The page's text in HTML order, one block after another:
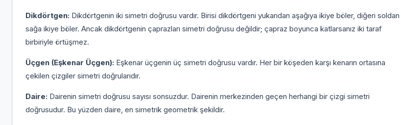
Dikdörtgen:Dikdörtgenin iki simetri doğrusu vardır. Birisi dikdörtgeni yukarıdan aşağıya ikiye böler, diğeri soldan
sağa ikiye böler. Ancak dikdörtgenin çaprazları simetri doğrusu değildir; çapraz boyunca katlarsanız iki taraf
birbiriyle örtüşmez.
Üçgen (Eşkenar Üçgen):Eşkenar üçgenin üç simetri doğrusu vardır. Her bir köşeden karşı kenarın ortasına
çekilen çizgiler simetri doğrularıdır.
Daire:Dairenin simetri doğrusu sayısı sonsuzdur. Dairenin merkezinden geçen herhangi bir çizgi simetri
doğrusudur. Bu yüzden daire, en simetrik geometrik şekildir.